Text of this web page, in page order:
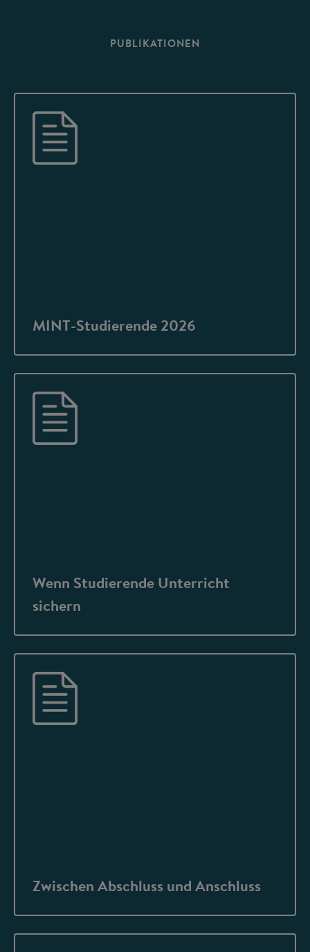
PUBLIKATIONEN
MINT-Studierende 2026
Wenn Studierende Unterricht
sichern
Zwischen Abschluss und Anschluss